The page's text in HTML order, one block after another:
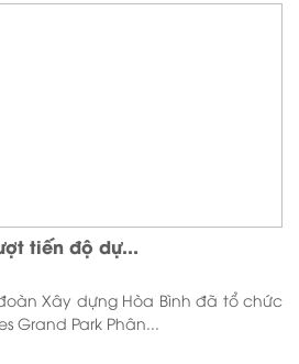
tiến độ dự...
Xây dựng Hòa Bình đã tổ chức
Grand Park Phân...